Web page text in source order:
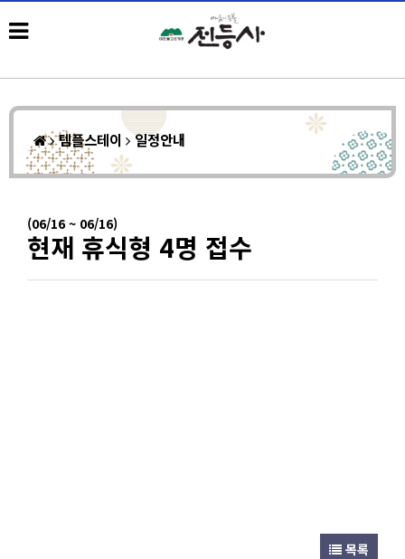
템플스테이 일정안내
(06/16 ~ 06/16)
현재 휴식형 4명 접수
목록